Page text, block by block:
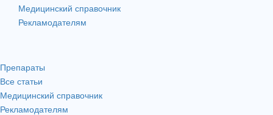
Медицинский справочник
Рекламодателям
Препараты
Все статьи
Медицинский справочник
Рекламодателям